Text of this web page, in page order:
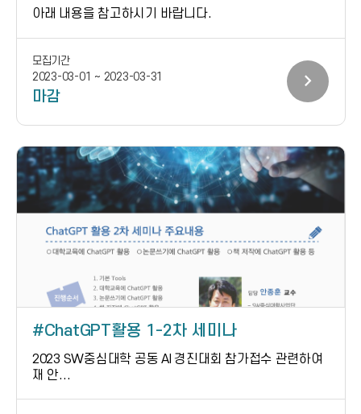
아래 내용을 참고하시기 바랍니다.
모집기간
2023-03-01 ~ 2023-03-31
마감
chevron_right
ChatGPT활용 1-2차 세미나
2023 SW중심대학 공동 AI 경진대회 참가접수 관련하여
재 안...